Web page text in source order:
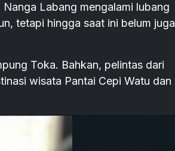
Labang mengalami lubang
tetapi hingga saat ini belum juga
Toka. Bahkan, pelintas dari
wisata Pantai Cepi Watu dan